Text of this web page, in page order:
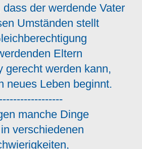
dass der werdende Vater
Umständen stellt
Eltern
gerecht werden kann,
neues Leben beginnt.
manche Dinge
verschiedenen